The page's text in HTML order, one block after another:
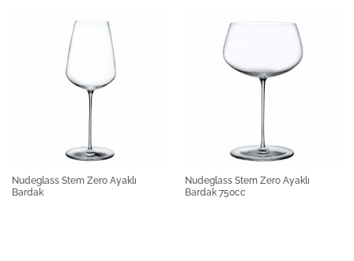
Nudeglass Stem Zero Ayaklı
Bardak
Nudeglass Stem Zero Ayaklı
Bardak 750cc